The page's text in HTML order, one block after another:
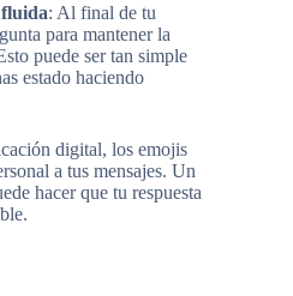
: Al final de tu
para mantener la
puede ser tan simple
estado haciendo
digital, los emojis
a tus mensajes. Un
hacer que tu respuesta